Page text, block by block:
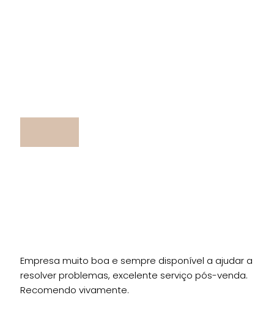
Empresa muito boa e sempre disponível a ajudar a
resolver problemas, excelente serviço pós-venda.
Recomendo vivamente.